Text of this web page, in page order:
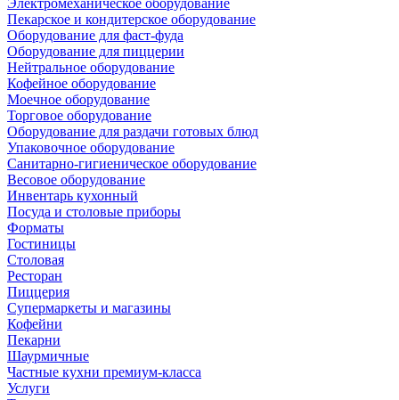
Электромеханическое оборудование
Пекарское и кондитерское оборудование
Оборудование для фаст-фуда
Оборудование для пиццерии
Нейтральное оборудование
Кофейное оборудование
Моечное оборудование
Торговое оборудование
Оборудование для раздачи готовых блюд
Упаковочное оборудование
Санитарно-гигиеническое оборудование
Весовое оборудование
Инвентарь кухонный
Посуда и столовые приборы
Форматы
Гостиницы
Столовая
Ресторан
Пиццерия
Супермаркеты и магазины
Кофейни
Пекарни
Шаурмичные
Частные кухни премиум-класса
Услуги